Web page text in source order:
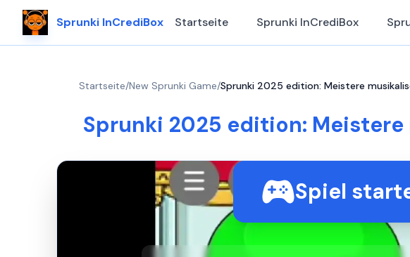
Sprunki InCrediBox Startseite Sprunki InCrediBox
Startseite/New Sprunki Game/Sprunki 2025 edition: Meistere
Sprunki 2025 edition:
Spiel